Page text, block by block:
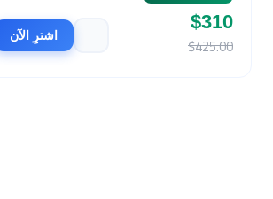
$310
$425.00 اشترِ الآن